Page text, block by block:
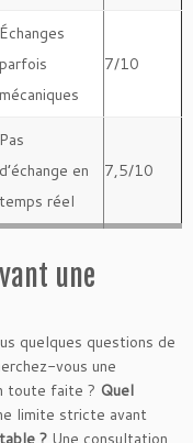
Échanges
parfois
mécaniques
7/10
Pas
d’échange en
temps réel
7,5/10
une
quelques questions de
vous une
toute faite ? Quel
limite stricte avant
? Une consultation